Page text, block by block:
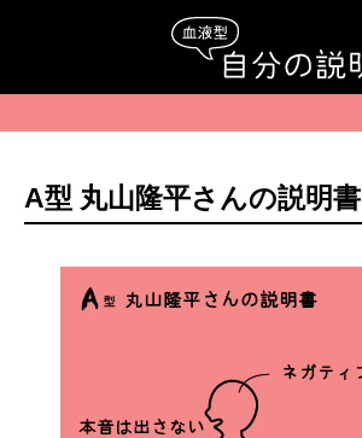
A型 丸山隆平さんの説明書